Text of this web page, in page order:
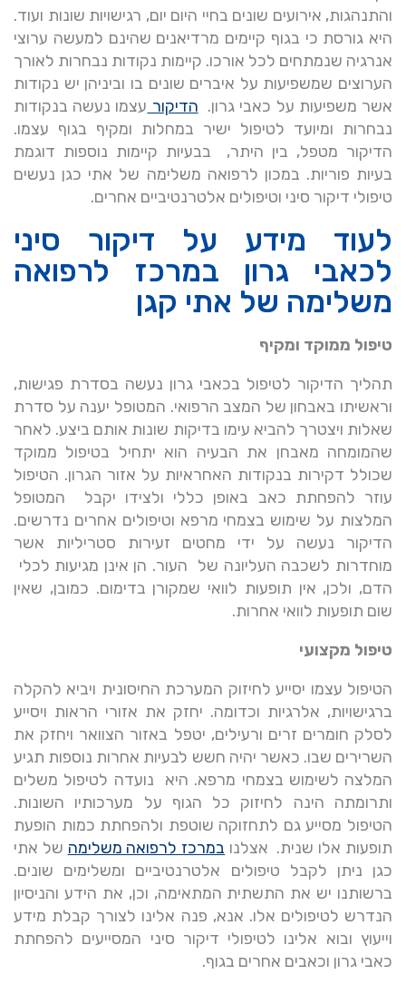
והתנהגות, אירועים שונים בחיי היום יום, רגישויות שונות ועוד.
היא גורסת כי בגוף קיימים מרדיאנים שהינם למעשה ערוצי
אנרגיה שנמתחים לכל אורכו. קיימות נקודות נבחרות לאורך
הערוצים שמשפיעות על איברים שונים בו וביניהן יש נקודות
אשר משפיעות על כאבי גרון. הדיקור עצמו נעשה בנקודות
נבחרות ומיועד לטיפול ישיר במחלות ומקיף בגוף עצמו.
הדיקור מטפל, בין היתר, בבעיות קיימות נוספות דוגמת
בעיות פוריות. במכון לרפואה משלימה של אתי כגן נעשים
טיפולי דיקור סיני וטיפולים אלטרנטיביים אחרים.
לעוד מידע על דיקור סיני
לכאבי גרון במרכז לרפואה
משלימה של אתי קגן
טיפול ממוקד ומקיף
תהליך הדיקור לטיפול בכאבי גרון נעשה בסדרת פגישות,
וראשיתו באבחון של המצב הרפואי. המטופל יענה על סדרת
שאלות ויצטרך להביא עימו בדיקות שונות אותם ביצע. לאחר
שהמומחה מאבחן את הבעיה הוא יתחיל בטיפול ממוקד
שכולל דקירות בנקודות האחראיות על אזור הגרון. הטיפול
עוזר להפחתת כאב באופן כללי ולצידו יקבל המטופל
המלצות על שימוש בצמחי מרפא וטיפולים אחרים נדרשים.
הדיקור נעשה על ידי מחטים זעירות סטריליות אשר
מוחדרות לשכבה העליונה של העור. הן אינן מגיעות לכלי
הדם, ולכן, אין תופעות לוואי שמקורן בדימום. כמובן, שאין
שום תופעות לוואי אחרות.
טיפול מקצועי
הטיפול עצמו יסייע לחיזוק המערכת החיסונית ויביא להקלה
ברגישויות, אלרגיות וכדומה. יחזק את אזורי הראות ויסייע
לסלק חומרים זרים ורעילים, יטפל באזור הצוואר ויחזק את
השרירים שבו. כאשר יהיה חשש לבעיות אחרות נוספות תגיע
המלצה לשימוש בצמחי מרפא. היא נועדה לטיפול משלים
ותרומתה הינה לחיזוק כל הגוף על מערכותיו השונות.
הטיפול מסייע גם לתחזוקה שוטפת ולהפחתת כמות הופעת
תופעות אלו שנית. אצלנו במרכז לרפואה משלימה של אתי
כגן ניתן לקבל טיפולים אלטרנטיביים ומשלימים שונים.
ברשותנו יש את התשתית המתאימה, וכן, את הידע והניסיון
הנדרש לטיפולים אלו. אנא, פנה אלינו לצורך קבלת מידע
וייעוץ ובוא אלינו לטיפולי דיקור סיני המסייעים להפחתת
כאבי גרון וכאבים אחרים בגוף.